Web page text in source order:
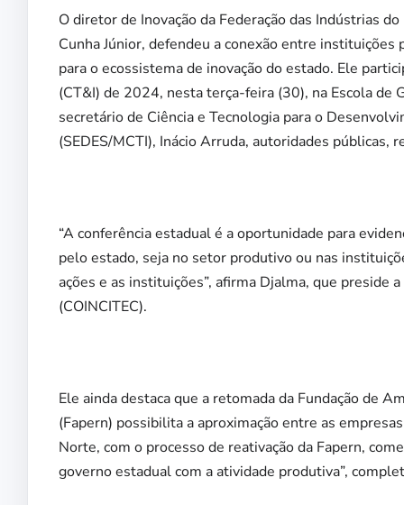
O diretor de Inovação da Federação das Indústrias
Cunha Júnior, defendeu a conexão entre
para o ecossistema de inovação do estado. Ele
(CT&I) de 2024, nesta terça-feira (30), na Escola de
secretário de Ciência e Tecnologia para o
(SEDES/MCTI), Inácio Arruda, autoridades
“A conferência estadual é a oportunidade para
pelo estado, seja no setor produtivo ou nas
ações e as instituições”, afirma Djalma, que preside
(COINCITEC).
Ele ainda destaca que a retomada da Fundação de
(Fapern) possibilita a aproximação entre as
Norte, com o processo de reativação da Fapern,
governo estadual com a atividade produtiva”,